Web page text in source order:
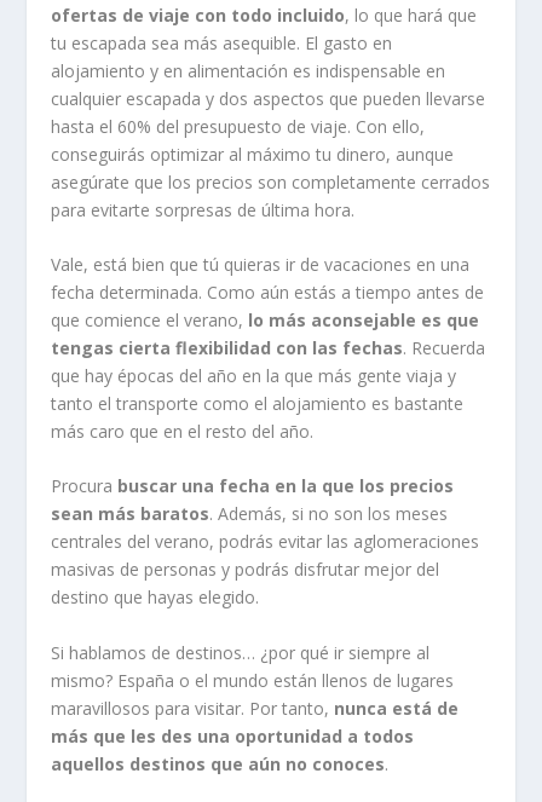
ofertas de viaje con todo incluido, lo que hará que
tu escapada sea más asequible. El gasto en
alojamiento y en alimentación es indispensable en
cualquier escapada y dos aspectos que pueden llevarse
hasta el 60% del presupuesto de viaje. Con ello,
conseguirás optimizar al máximo tu dinero, aunque
asegúrate que los precios son completamente cerrados
para evitarte sorpresas de última hora.
Vale, está bien que tú quieras ir de vacaciones en una
fecha determinada. Como aún estás a tiempo antes de
que comience el verano, lo más aconsejable es que
tengas cierta flexibilidad con las fechas. Recuerda
que hay épocas del año en la que más gente viaja y
tanto el transporte como el alojamiento es bastante
más caro que en el resto del año.
Procura buscar una fecha en la que los precios
sean más baratos. Además, si no son los meses
centrales del verano, podrás evitar las aglomeraciones
masivas de personas y podrás disfrutar mejor del
destino que hayas elegido.
Si hablamos de destinos… ¿por qué ir siempre al
mismo? España o el mundo están llenos de lugares
maravillosos para visitar. Por tanto, nunca está de
más que les des una oportunidad a todos
aquellos destinos que aún no conoces.